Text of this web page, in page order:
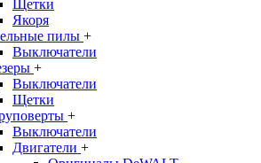
Щетки
Якоря
пилы +
Выключатели
+
Выключатели
Щетки
+
Выключатели
Двигатели +